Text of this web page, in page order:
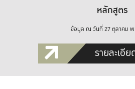
หลักสูตร
ข้อมูล ณ วันที่ 27 ตุลาคม พ
รายละเอี